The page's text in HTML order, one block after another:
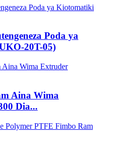
Poda ya
20T-05)
Aina Wima
Dia...